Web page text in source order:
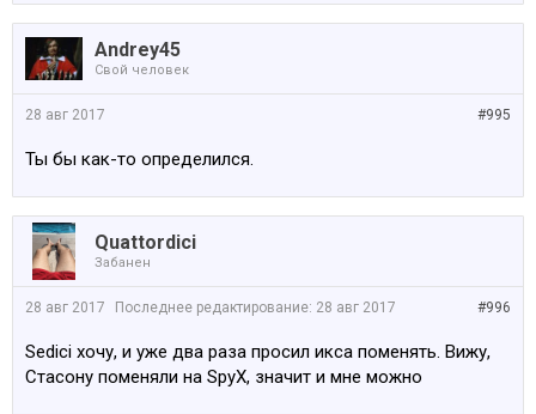
Andrey45
Свой человек
#995
28 авг 2017
Ты бы как-то определился.
Quattordici
Забанен
#996
28 авг 2017 Последнее редактирование: 28 авг 2017
Sedici хочу, и уже два раза просил икса поменять. Вижу,
Стасону поменяли на SpyX, значит и мне можно